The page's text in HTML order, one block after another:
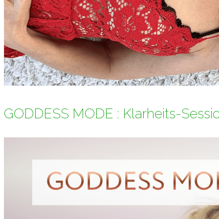
GODDESS MODE : Klarheits-